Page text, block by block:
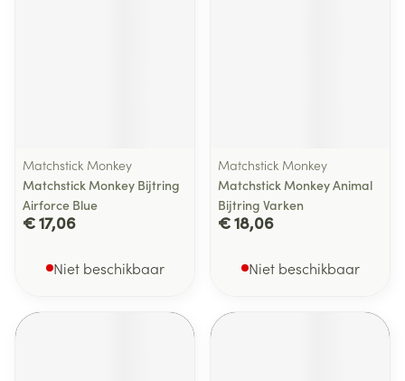
Matchstick Monkey
Matchstick Monkey Bijtring
Airforce Blue
€ 17,06
Niet beschikbaar
Matchstick Monkey
Matchstick Monkey Animal
Bijtring Varken
€ 18,06
Niet beschikbaar